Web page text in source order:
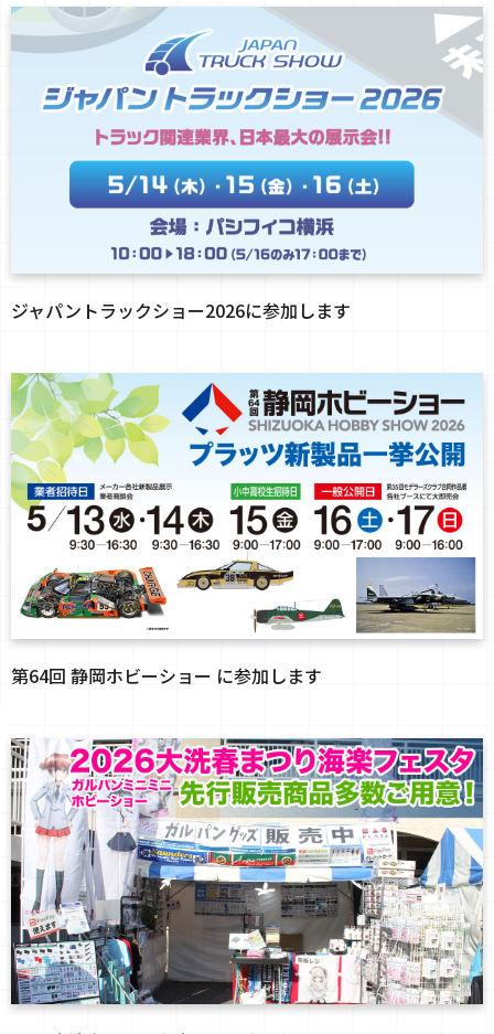
ジャパントラックショー2026に参加します
第64回 静岡ホビーショー に参加します